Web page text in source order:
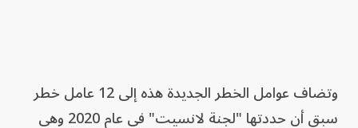
وتضاف عوامل الخطر الجديدة هذه إلى 12 عامل خطر
سبق أن حددتها "لجنة لانسيت" في عام 2020 وهي